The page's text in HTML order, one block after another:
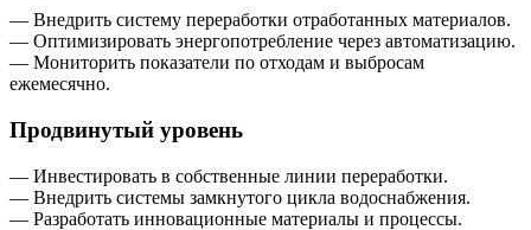
— Внедрить систему переработки отработанных материалов.
— Оптимизировать энергопотребление через автоматизацию.
— Мониторить показатели по отходам и выбросам
ежемесячно.
Продвинутый уровень
— Инвестировать в собственные линии переработки.
— Внедрить системы замкнутого цикла водоснабжения.
— Разработать инновационные материалы и процессы.